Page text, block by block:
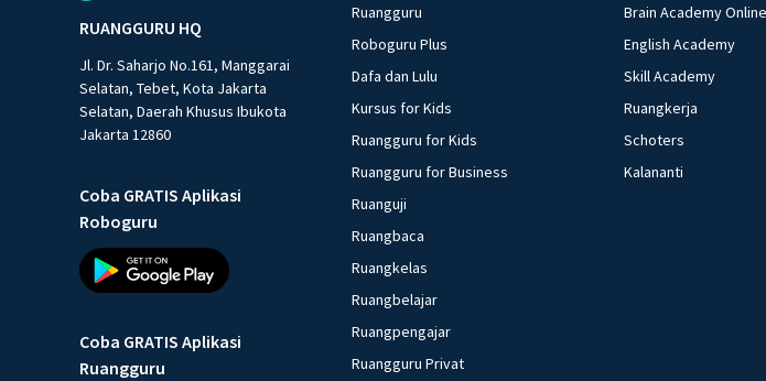
RUANGGURU HQ
Jl. Dr. Saharjo No.161, Manggarai
Selatan, Tebet, Kota Jakarta
Selatan, Daerah Khusus Ibukota
Jakarta 12860
Coba GRATIS Aplikasi
Roboguru
Coba GRATIS Aplikasi
Ruangguru
Ruangguru
Roboguru Plus
Dafa dan Lulu
Kursus for Kids
Ruangguru for Kids
Ruangguru for Business
Ruanguji
Ruangbaca
Ruangkelas
Ruangbelajar
Ruangpengajar
Ruangguru Privat
Brain Academy Online
English Academy
Skill Academy
Ruangkerja
Schoters
Kalananti